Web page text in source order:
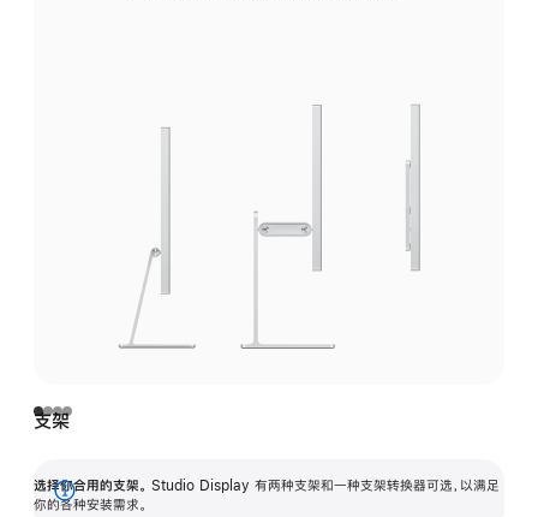
支架
选择你合用的支架。 Studio Display 有两种支架和一种支架转换器可选，以满足
你的各种安装需求。
展